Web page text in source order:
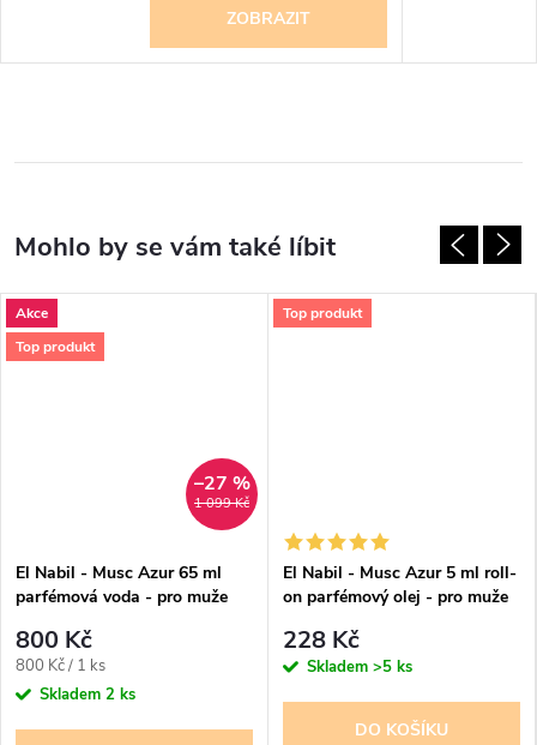
ZOBRAZIT
Akce
Top produkt
1 099 Kč
–27 %
El Nabil - Musc Azur 65 ml
parfémová voda - pro muže
800 Kč
Měrná
cena:
800 Kč / 1 ks
Skladem 2 ks
Top produkt
El Nabil - Musc Azur 5 ml roll-
on parfémový olej - pro muže
228 Kč
Skladem >5 ks
DO KOŠÍKU